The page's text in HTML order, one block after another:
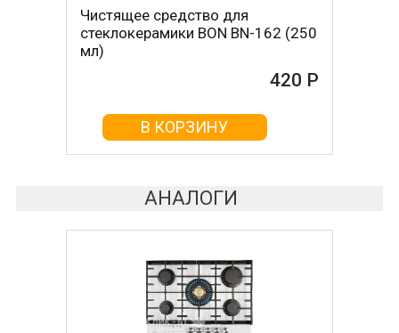
Чистящее средство для
стеклокерамики BON BN-162 (250
мл)
420 Р
В КОРЗИНУ
АНАЛОГИ